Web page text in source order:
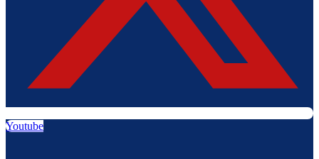
Youtube